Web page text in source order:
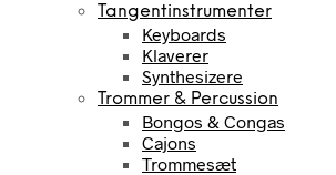
Tangentinstrumenter
Keyboards
Klaverer
Synthesizere
Trommer & Percussion
Bongos & Congas
Cajons
Trommesæt